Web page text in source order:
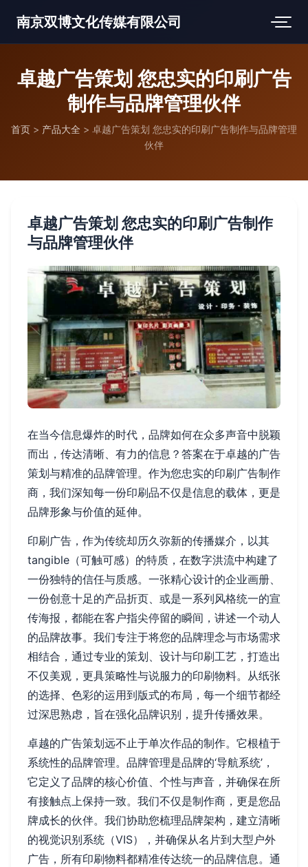
南京双博文化传媒有限公司
卓越广告策划 您忠实的印刷广告
制作与品牌管理伙伴
首页 > 产品大全 > 卓越广告策划 您忠实的印刷广告制作与品牌管理
伙伴
卓越广告策划 您忠实的印刷广告制作
与品牌管理伙伴
在当今信息爆炸的时代，品牌如何在众多声音中脱颖
而出，传达清晰、有力的信息？答案在于卓越的广告
策划与精准的品牌管理。作为您忠实的印刷广告制作
商，我们深知每一份印刷品不仅是信息的载体，更是
品牌形象与价值的延伸。
印刷广告，作为传统却历久弥新的传播媒介，以其
tangible（可触可感）的特质，在数字洪流中构建了
一份独特的信任与质感。一张精心设计的企业画册、
一份创意十足的产品折页、或是一系列风格统一的宣
传海报，都能在客户指尖停留的瞬间，讲述一个动人
的品牌故事。我们专注于将您的品牌理念与市场需求
相结合，通过专业的策划、设计与印刷工艺，打造出
不仅美观，更具策略性与说服力的印刷物料。从纸张
的选择、色彩的运用到版式的布局，每一个细节都经
过深思熟虑，旨在强化品牌识别，提升传播效果。
卓越的广告策划远不止于单次作品的制作。它根植于
系统性的品牌管理。品牌管理是品牌的‘导航系统’，
它定义了品牌的核心价值、个性与声音，并确保在所
有接触点上保持一致。我们不仅是制作商，更是您品
牌成长的伙伴。我们协助您梳理品牌架构，建立清晰
的视觉识别系统（VIS），并确保从名片到大型户外
广告，所有印刷物料都精准传达统一的品牌信息。通